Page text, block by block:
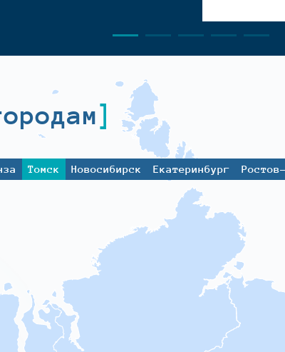
Томск Новосибирск Екатеринбург